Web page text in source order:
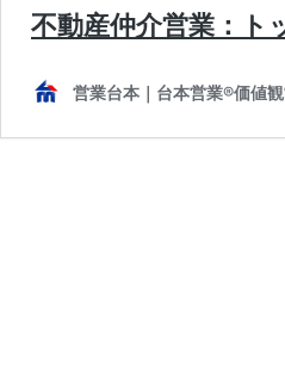
不動産仲介営業：ト
営業台本｜台本営業®︎価値